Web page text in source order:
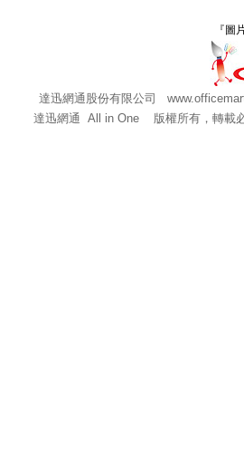
『圖
達迅網通股份有限公司
達迅網通 All in One 版權所有，轉